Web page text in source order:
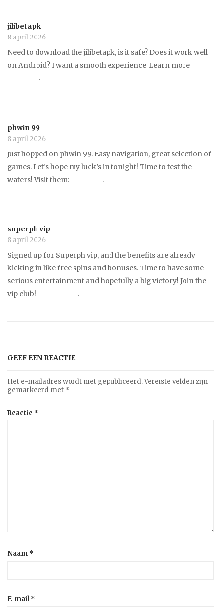
jilibetapk
8 april 2026
Need to download the jilibetapk, is it safe? Does it work well
on Android? I want a smooth experience. Learn more
.
phwin 99
8 april 2026
Just hopped on phwin 99. Easy navigation, great selection of
games. Let’s hope my luck’s in tonight! Time to test the
waters! Visit them:
.
superph vip
8 april 2026
Signed up for Superph vip, and the benefits are already
kicking in like free spins and bonuses. Time to have some
serious entertainment and hopefully a big victory! Join the
vip club!
.
GEEF EEN REACTIE
Het e-mailadres wordt niet gepubliceerd.Vereiste velden zijn
gemarkeerd met *
Reactie *
Naam *
E-mail *